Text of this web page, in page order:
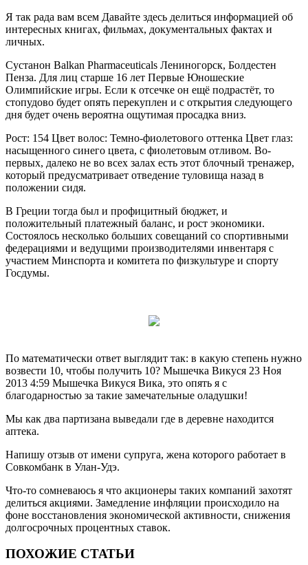
Я так рада вам всем Давайте здесь делиться информацией об
интересных книгах, фильмах, документальных фактах и
личных.
Сустанон Balkan Pharmaceuticals Лениногорск, Болдестен
Пенза. Для лиц старше 16 лет Первые Юношеские
Олимпийские игры. Если к отсечке он ещё подрастёт, то
стопудово будет опять перекуплен и с открытия следующего
дня будет очень вероятна ощутимая просадка вниз.
Рост: 154 Цвет волос: Темно-фиолетового оттенка Цвет глаз:
насыщенного синего цвета, с фиолетовым отливом. Во-
первых, далеко не во всех залах есть этот блочный тренажер,
который предусматривает отведение туловища назад в
положении сидя.
В Греции тогда был и профицитный бюджет, и
положительный платежный баланс, и рост экономики.
Состоялось несколько больших совещаний со спортивными
федерациями и ведущими производителями инвентаря с
участием Минспорта и комитета по физкультуре и спорту
Госдумы.
По математически ответ выглядит так: в какую степень нужно
возвести 10, чтобы получить 10? Мышечка Викуся 23 Ноя
2013 4:59 Мышечка Викуся Вика, это опять я с
благодарностью за такие замечательные оладушки!
Мы как два партизана выведали где в деревне находится
аптека.
Напишу отзыв от имени супруга, жена которого работает в
Совкомбанк в Улан-Удэ.
Что-то сомневаюсь я что акционеры таких компаний захотят
делиться акциями. Замедление инфляции происходило на
фоне восстановления экономической активности, снижения
долгосрочных процентных ставок.
ПОХОЖИЕ СТАТЬИ